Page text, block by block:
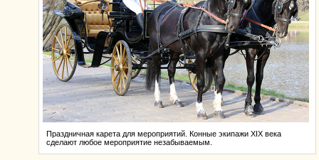
Праздничная карета для мероприятий. Конные экипажи XIX века
сделают любое мероприятие незабываемым.